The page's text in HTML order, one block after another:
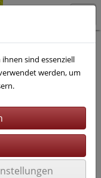
sind essenziell
werden, um